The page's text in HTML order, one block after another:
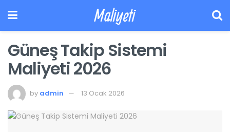
Maliyeti
Güneş Takip Sistemi
Maliyeti 2026
by admin 13 Ocak 2026